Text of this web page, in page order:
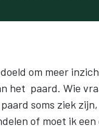
om meer
het paard. Wie
soms ziek
of moet ik